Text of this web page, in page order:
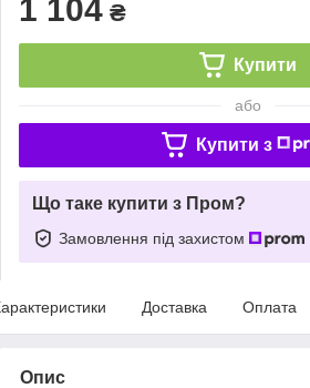
1 104 ₴
Купити
або
Купити з
Що таке купити з Пром?
Замовлення під захистом
Доставка Оплата
Опис